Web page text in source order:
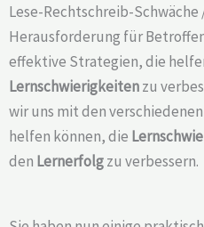
Lese-Rechtschreib-Schwäche
Herausforderung für
effektive Strategien, die
Lernschwierigkeitenzu
wir uns mit den
helfen können, die
den Lernerfolgzu verbessern.